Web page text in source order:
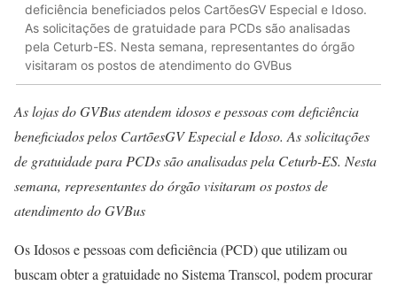
deficiência beneficiados pelos CartõesGV Especial e Idoso.
As solicitações de gratuidade para PCDs são analisadas
pela Ceturb-ES. Nesta semana, representantes do órgão
visitaram os postos de atendimento do GVBus
As lojas do GVBus atendem idosos e pessoas com deficiência
beneficiados pelos CartõesGV Especial e Idoso. As solicitações
de gratuidade para PCDs são analisadas pela Ceturb-ES. Nesta
semana, representantes do órgão visitaram os postos de
atendimento do GVBus
Os Idosos e pessoas com deficiência (PCD) que utilizam ou
buscam obter a gratuidade no Sistema Transcol, podem procurar